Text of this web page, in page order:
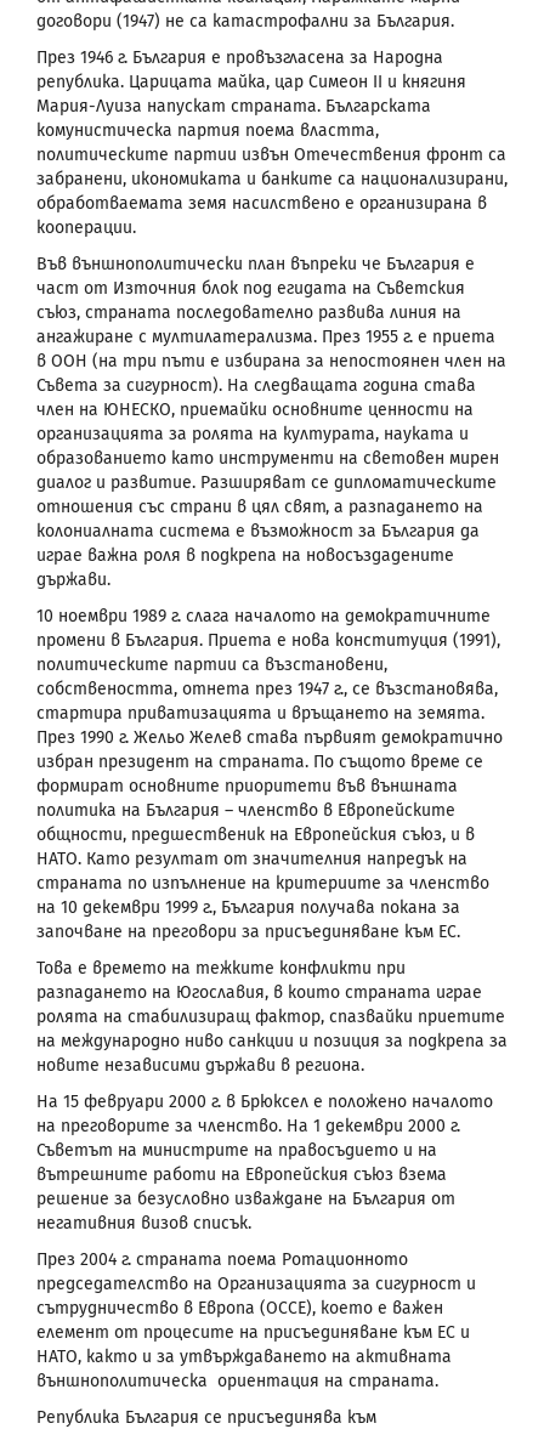
договори (1947) не са катастрофални за България.
През 1946 г. България е провъзгласена за Народна
република. Царицата майка, цар Симеон ІІ и княгиня
Мария-Луиза напускат страната. Българската
комунистическа партия поема властта,
политическите партии извън Отечествения фронт са
забранени, икономиката и банките са национализирани,
обработваемата земя насилствено е организирана в
кооперации.
Във външнополитически план въпреки че България е
част от Източния блок под егидата на Съветския
съюз, страната последователно развива линия на
ангажиране с мултилатерализма. През 1955 г. е приета
в ООН (на три пъти е избирана за непостоянен член на
Съвета за сигурност). На следващата година става
член на ЮНЕСКО, приемайки основните ценности на
организацията за ролята на културата, науката и
образованието като инструменти на световен мирен
диалог и развитие. Разширяват се дипломатическите
отношения със страни в цял свят, а разпадането на
колониалната система е възможност за България да
играе важна роля в подкрепа на новосъздадените
държави.
10 ноември 1989 г. слага началото на демократичните
промени в България. Приета е нова конституция (1991),
политическите партии са възстановени,
собствеността, отнета през 1947 г., се възстановява,
стартира приватизацията и връщането на земята.
През 1990 г. Жельо Желев става първият демократично
избран президент на страната. По същото време се
формират основните приоритети във външната
политика на България – членство в Европейските
общности, предшественик на Европейския съюз, и в
НАТО. Като резултат от значителния напредък на
страната по изпълнение на критериите за членство
на 10 декември 1999 г., България получава покана за
започване на преговори за присъединяване към ЕС.
Това е времето на тежките конфликти при
разпадането на Югославия, в които страната играе
ролята на стабилизиращ фактор, спазвайки приетите
на международно ниво санкции и позиция за подкрепа за
новите независими държави в региона.
На 15 февруари 2000 г. в Брюксел е положено началото
на преговорите за членство. На 1 декември 2000 г.
Съветът на министрите на правосъдието и на
вътрешните работи на Европейския съюз взема
решение за безусловно изваждане на България от
негативния визов списък.
През 2004 г. страната поема Ротационното
председателство на Организацията за сигурност и
сътрудничество в Европа (ОССЕ), което е важен
елемент от процесите на присъединяване към ЕС и
НАТО, както и за утвърждаването на активната
външнополитическа ориентация на страната.
Република България се присъединява към